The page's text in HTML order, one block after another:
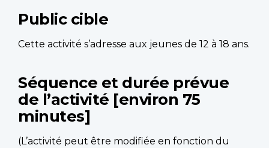
Public cible
Cette activité s’adresse aux jeunes de 12 à 18 ans.
Séquence et durée prévue
de l’activité [environ 75
minutes]
(L’activité peut être modifiée en fonction du